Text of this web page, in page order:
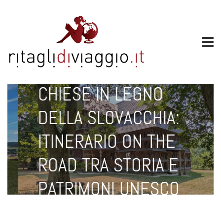
CHIESE IN LEGNO
DELLA SLOVACCHIA:
ITINERARIO ON THE
ROAD TRA STORIA E
PATRIMONI UNESCO